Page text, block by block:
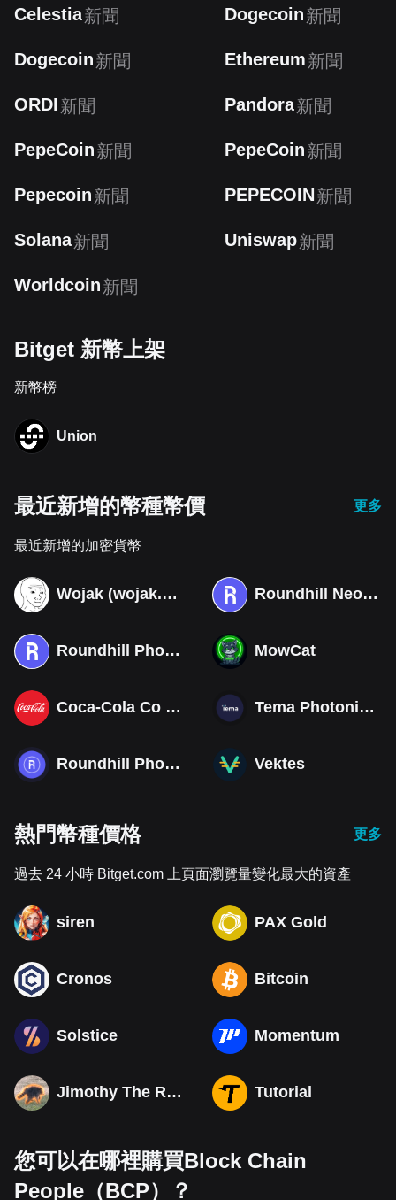
Celestia新聞 Dogecoin新聞
Dogecoin新聞 Ethereum新聞
ORDI新聞 Pandora新聞
PepeCoin新聞 PepeCoin新聞
Pepecoin新聞 PEPECOIN新聞
Solana新聞 Uniswap新聞
Worldcoin新聞
Bitget 新幣上架
新幣榜
Union
最近新增的幣種幣價 更多
最近新增的加密貨幣
Wojak (wojak.art) Roundhill Neocloud ETF (Derivatives)
Roundhill Photonics & Optics ETF (Derivatives) MowCat
Coca-Cola Co (Derivatives) Tema Photonics & Optical ETF
Roundhill Photonics & Optics ETF Vektes
熱門幣種價格 更多
過去 24 小時 Bitget.com 上頁面瀏覽量變化最大的資產
siren PAX Gold
Cronos Bitcoin
Solstice Momentum
Jimothy The Raccoon Tutorial
您可以在哪裡購買Block Chain
People（BCP）？